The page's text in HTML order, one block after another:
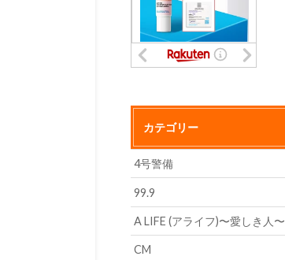
カテゴリー
4号警備
99.9
A LIFE (アライフ)〜愛しき人〜
CM